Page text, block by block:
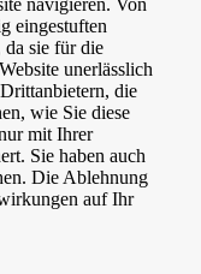
navigieren. Von
eingestuften
sie für die
unerlässlich
die
wie Sie diese
mit Ihrer
Sie haben auch
Die Ablehnung
auf Ihr